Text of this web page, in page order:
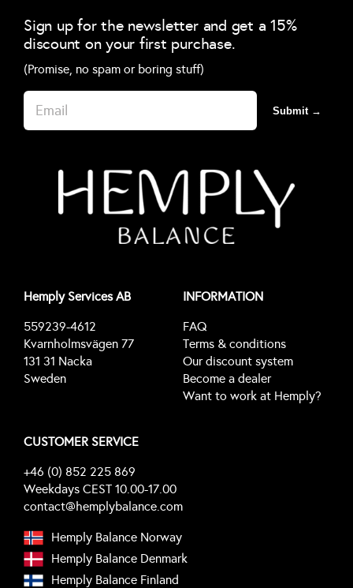
Sign up for the newsletter and get a 15%
discount on your first purchase.
(Promise, no spam or boring stuff)
Submit →
Hemply Services AB
559239-4612
Kvarnholmsvägen 77
131 31 Nacka
Sweden
INFORMATION
FAQ
Terms & conditions
Our discount system
Become a dealer
Want to work at Hemply?
CUSTOMER SERVICE
+46 (0) 852 225 869
Weekdays CEST 10.00-17.00
contact@hemplybalance.com
Hemply Balance Norway
Hemply Balance Denmark
Hemply Balance Finland